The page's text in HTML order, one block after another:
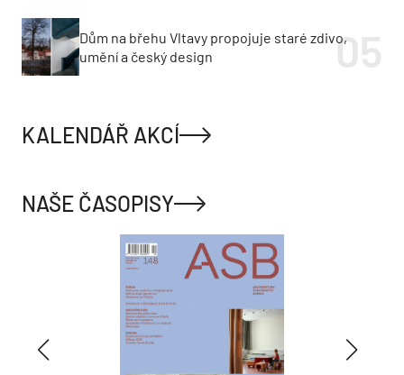
Dům na břehu Vltavy propojuje staré zdivo,
umění a český design
KALENDÁŘ AKCÍ
NAŠE ČASOPISY